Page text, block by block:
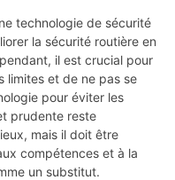
technologie de sécurité
la sécurité routière en
il est crucial pour
limites et de ne pas se
pour éviter les
prudente reste
mais il doit être
compétences et à la
un substitut.